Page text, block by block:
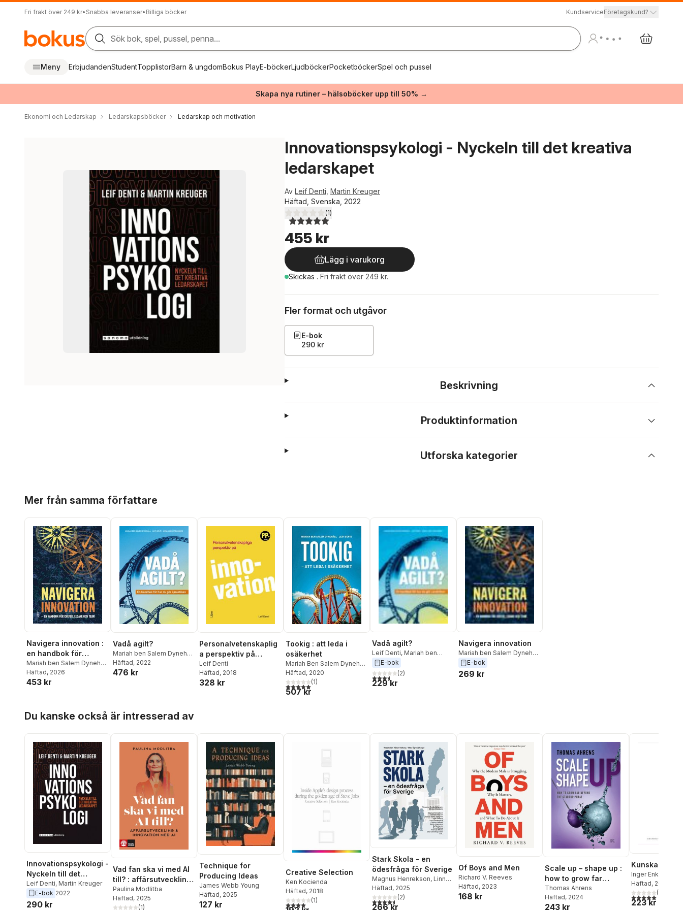
Fri frakt över 249 kr• Snabba leveranser• Billiga böcker KundserviceFöretagskund?
Sök bok, spel, pussel, penna...
Meny ErbjudandenStudentTopplistorBarn & ungdomBokus PlayE-böckerLjudböckerPocketböckerSpel och pussel
Skapa nya rutiner – hälsoböcker upp till 50% →
Ekonomi och Ledarskap Ledarskapsböcker Ledarskap och motivation
Innovationspsykologi - Nyckeln till det kreativa
ledarskapet
Av Leif Denti Martin Kreuger
Häftad, Svenska, 2022
5,0utav 5 stjärnor. Totalt antal röster:
(1)
455 kr
Lägg i varukorg
Skickas . Fri frakt över 249 kr.
Fler format och utgåvor
E-bok
290 kr
Beskrivning
Produktinformation
Utforska kategorier
Mer från samma författare
Navigera innovation :
en handbok för
chefer, ledare och
team
Mariah ben Salem Dynehäll
Leif Denti,Johan Lager
Anna Frost
Häftad, 2026
453 kr
Vadå agilt?
Mariah ben Salem Dynehäll
Leif Denti,Anna Lärk
Ståhlberg
Häftad, 2022
476 kr
Personalvetenskaplig
a perspektiv på
innovation
Leif Denti
Häftad, 2018
328 kr
Tookig : att leda i
osäkerhet
Mariah Ben Salem Dynehäll
Leif Denti
Häftad, 2020
5,0utav 5 stjärnor. Totalt antal röster:
(1)
507 kr
Vadå agilt?
Leif Denti, Mariah ben
Salem Dynehäll
Ståhlberg
E-bok
3,5utav 5 stjärnor. Totalt antal röster:
(2)
229 kr
Navigera innovation
Mariah ben Salem Dynehäll
Leif Denti
Anna Frost
E-bok
269 kr
Du kanske också är intresserad av
Innovationspsykologi -
Nyckeln till det
kreativa ledarskapet
Leif Denti, Martin Kreuger
E-bok 2022
290 kr
Vad fan ska vi med AI
till? : affärsutveckling
& innovation med AI
Paulina Modlitba
Häftad, 2025
(1)
Technique for
Producing Ideas
James Webb Young
Häftad, 2025
127 kr
Creative Selection
Ken Kocienda
Häftad, 2018
4,0utav 5 stjärnor. Totalt antal röster:
(1)
Stark Skola - en
ödesfråga för Sverige
Magnus Henrekson, Linnea
Lindqvist,Gabriel Heller-
Sahlgren,Inger Enkvist
Christer Gardell
Häftad, 2025
4,5utav 5 stjärnor. Totalt antal röster:
(2)
266 kr
Of Boys and Men
Richard V. Reeves
Häftad, 2023
168 kr
Scale up – shape up :
how to grow far
beyond the startup
phase
Thomas Ahrens
Häftad, 2024
243 kr
Kunskap i kris
Inger Enkvist
Häftad, 2023
5,0utav 5(
223 kr